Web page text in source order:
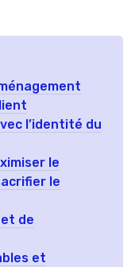
l’identité du
le
le
et de
et